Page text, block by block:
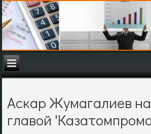
Аскар Жумагалиев
главой